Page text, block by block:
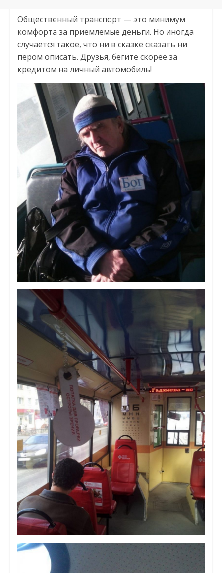
Общественный транспорт — это минимум
комфорта за приемлемые деньги. Но иногда
случается такое, что ни в сказке сказать ни
пером описать. Друзья, бегите скорее за
кредитом на личный автомобиль!